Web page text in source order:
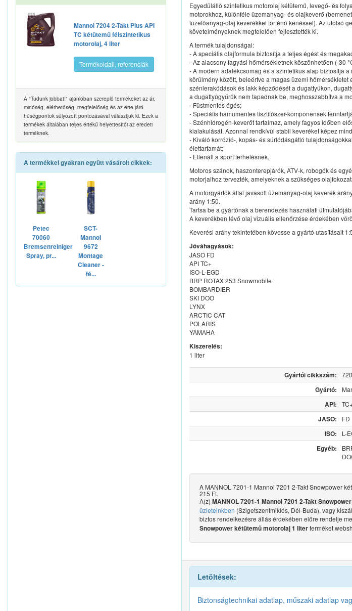
Mannol 7204 2-Takt Plus API
TC kétütemű félszintetikus
motorolaj, 4 liter
Termékoldall, referenciák
A "Tudunk jobbat!" ajánlóban szereplő termékeket az ár,
minőség, elérhetőség, megfelelőség és az érte járó
hűségpontok súlyozott pontozásával választjuk ki. Ezek a
termékek általában teljes értékű helyettesítői az eredeti
terméknek.
A termékkel gyakran együtt vásárolt cikkek:
Petec
70060
Bremsenreiniger
Spray, pr...
SCT-
Mannol
9672
Montage
Cleaner -
fé...
Egyedülálló szintetikus motorolaj kétütemű, levegő- és
motorokhoz, különféle üzemanyag- és olajkeverő
tüzelőanyag-olaj keverékkel történő kenéssel). Az utolsó
követelményeknek megfelelően fejlesztették ki.
A termék tulajdonságai:
- A speciális olajformula biztosítja a teljes égést és
- Az alacsony fagyási hőmérsékletnek köszönhetően (-30
- A modern adalékcsomag és a szintetikus alap biztosítja
körülmény között, beleértve a magas üzemi
szénlerakódások és lakk képződését a dugattyúkon,
a dugattyúgyűrűk nem tapadnak be, meghosszabbítva a
- Füstmentes égés;
- Speciális hamumentes tisztítószer-komponensek
- Szénhidrogén-keverőt tartalmaz, amely fagyos időben
kialakulását. Azonnal rendkívül stabil keveréket képez
- Kiváló korrózió-, kopás- és súrlódásgátló
élettartamát;
- Ellenáll a sport terhelésnek.
Motoros szánok, haszonterepjárók, ATV-k, robogók és
motorjaihoz tervezték, amelyeknek a szükséges
A motorgyártók által javasolt üzemanyag-olaj keverék
arány 1:50.
Tartsa be a gyártónak a berendezés használati
A keverékben lévő olaj vizuális ellenőrzése érdekében
Keverési arány tekintetében kövesse a gyártó utasításait
Jóváhagyások:
JASO FD
API TC+
ISO-L-EGD
BRP ROTAX 253 Snowmobile
BOMBARDIER
SKI DOO
LYNX
ARCTIC CAT
POLARIS
YAMAHA
Kiszerelés:
1 liter
Gyártói cikkszám:
Gyártó:
API:
JASO: FD
ISO: L-
Egyéb:
A MANNOL 7201-1 Mannol 7201 2-Takt Snowpower
215 Ft.
A(z) MANNOL 7201-1 Mannol 7201 2-Takt
üzleteinkben (Szigetszentmiklós, Dél-Buda), vagy
biztos rendelkezésre állás érdekében előre rendelje
Snowpower kétütemű motorolaj 1 literterméket
Letöltések:
Biztonságtechnikai adatlap, műszaki adatlap